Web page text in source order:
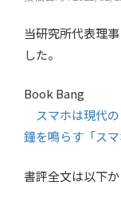
当研究所代表理
した。
Book Bang
スマホは現代
鐘を鳴らす「スマ
書評全文は以下か